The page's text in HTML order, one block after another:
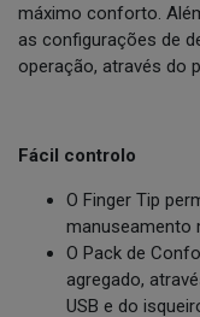
máximo conforto.
as configurações de
operação, através do
Fácil controlo
O Finger Tip
manuseamento
O Pack de
agregado,
USB e do